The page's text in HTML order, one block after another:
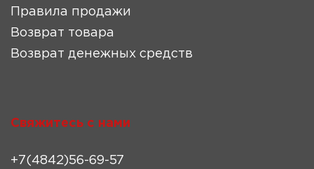
Правила продажи
Возврат товара
Возврат денежных средств
Свяжитесь с нами
+7(4842)56-69-57